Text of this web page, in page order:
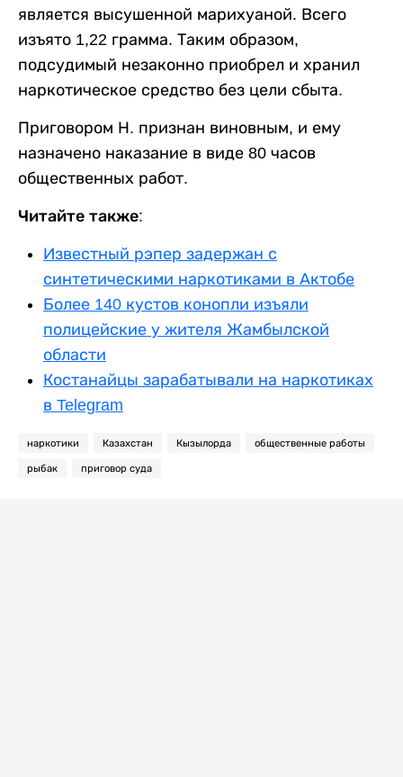
является высушенной марихуаной. Всего
изъято 1,22 грамма. Таким образом,
подсудимый незаконно приобрел и хранил
наркотическое средство без цели сбыта.
Приговором Н. признан виновным, и ему
назначено наказание в виде 80 часов
общественных работ.
Читайте также:
Известный рэпер задержан с
синтетическими наркотиками в Актобе
Более 140 кустов конопли изъяли
полицейские у жителя Жамбылской
области
Костанайцы зарабатывали на наркотиках
в Telegram
наркотики Казахстан Кызылорда общественные работы
рыбак приговор суда